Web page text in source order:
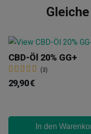
CBD-Öl 20% GG+
(3)
29,90 €
In den